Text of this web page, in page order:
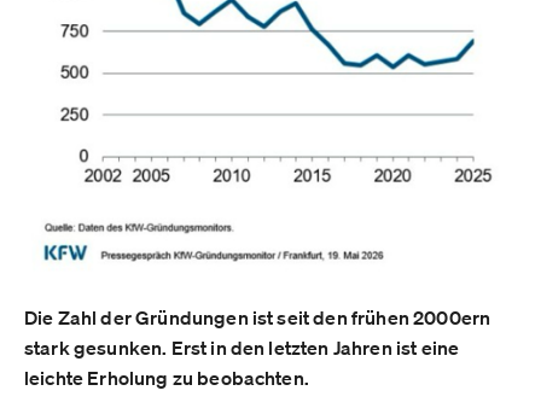
Die Zahl der Gründungen ist seit den frühen 2000ern
stark gesunken. Erst in den letzten Jahren ist eine
leichte Erholung zu beobachten.